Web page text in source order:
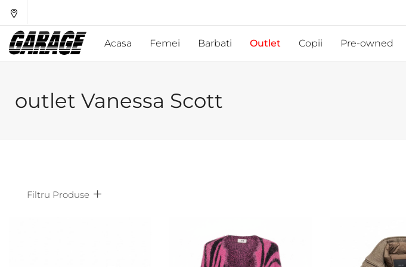
Acasa Femei Barbati Outlet Copii Pre-owned
outlet Vanessa Scott
Filtru Produse
Brand